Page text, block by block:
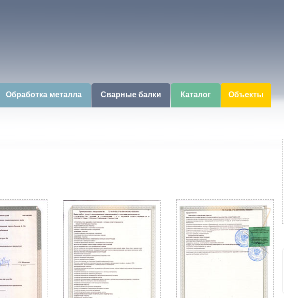
Обработка металла Сварные балки Каталог Объекты